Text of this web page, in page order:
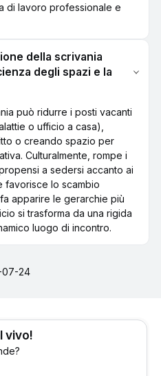
di lavoro professionale e
della scrivania
degli spazi e la
può ridurre i posti vacanti
o ufficio a casa),
o creando spazio per
Culturalmente, rompe i
a sedersi accanto ai
favorisce lo scambio
apparire le gerarchie più
si trasforma da una rigida
luogo di incontro.
24
vivo!